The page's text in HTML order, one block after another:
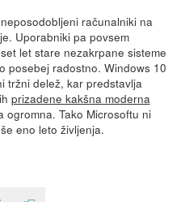
računalniki na
Uporabniki pa povsem
let stare nezakrpane sisteme
posebej radostno. Windows 10
tržni delež, kar predstavlja
prizadene kakšna moderna
ogromna. Tako Microsoftu ni
eno leto življenja.